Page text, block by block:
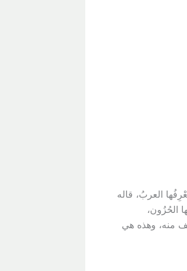
العربُ، قاله
الحُزُون،
منه، وهذه هي